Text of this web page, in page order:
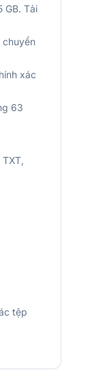
GB. Tải
chuyển
xác
63
tệp